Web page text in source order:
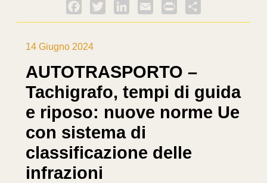
Facebook
Twitter LinkedInEmail PrintFriendly
14 Giugno 2024
AUTOTRASPORTO –
Tachigrafo, tempi di guida
e riposo: nuove norme Ue
con sistema di
classificazione delle
infrazioni